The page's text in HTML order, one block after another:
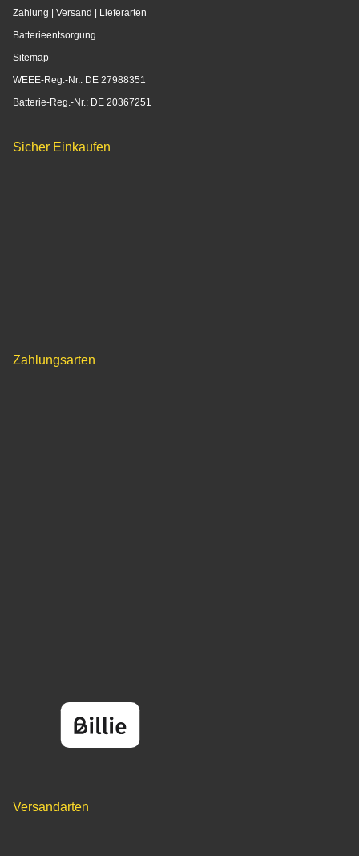
Zahlung | Versand | Lieferarten
Batterieentsorgung
Sitemap
WEEE-Reg.-Nr.: DE 27988351
Batterie-Reg.-Nr.: DE 20367251
Sicher Einkaufen
Zahlungsarten
Versandarten